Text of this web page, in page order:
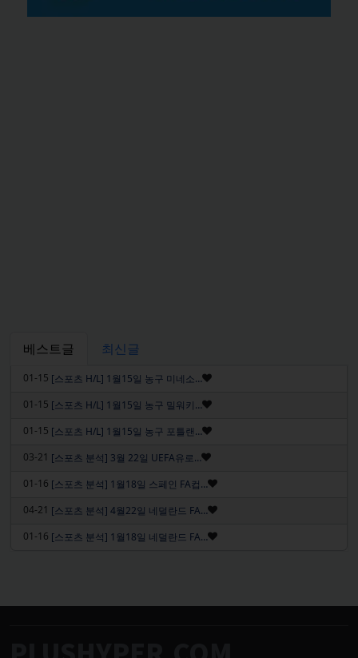
베스트글 최신글
01-15 [스포츠 H/L] 1월15일 농구 미네소… 인기글
01-15 [스포츠 H/L] 1월15일 농구 밀워키… 인기글
01-15 [스포츠 H/L] 1월15일 농구 포틀랜… 인기글
03-21 [스포츠 분석] 3월 22일 UEFA유로… 인기글
01-16 [스포츠 분석] 1월18일 스페인 FA컵… 인기글
04-21 [스포츠 분석] 4월22일 네덜란드 FA… 인기글
01-16 [스포츠 분석] 1월18일 네덜란드 FA… 인기글